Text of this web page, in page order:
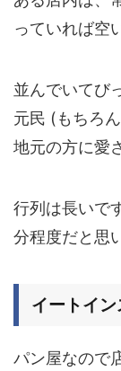
っていれば空
並んでいてび
元民 (もちろ
地元の方に愛
行列は長いで
分程度だと思
イートイ
パン屋なので